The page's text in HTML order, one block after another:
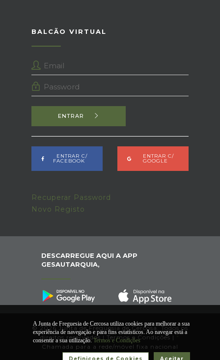
BALCÃO VIRTUAL
ENTRAR
ENTRAR C/
FACEBOOK
ENTRAR C/
GOOGLE
Recuperar Password
Novo Registo
DESCARREGUE AQUI A APP
GESAUTARQUIA,
© 2026 Junta de Freguesia de Cercosa. Todos os
direitos reservados | Termos e Condições |
Chamada para a rede/móvel fixa nacional
A Junta de Freguesia de Cercosa utiliza cookies para melhorar a sua
experiência de navegação e para fins estatísticos. Ao navegar está a
consentir a sua utilização.Termos e Condições